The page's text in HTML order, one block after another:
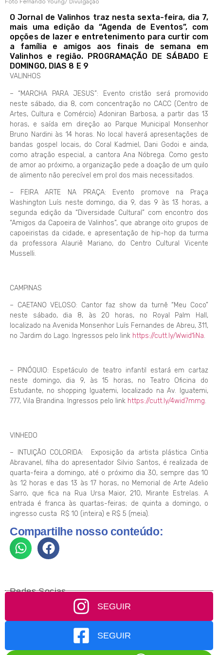
Foto Fernando Young/ Divulgação
O Jornal de Valinhos traz nesta sexta-feira, dia 7,
mais uma edição da “Agenda de Eventos”, com
opções de lazer e entretenimento para curtir com
a família e amigos aos finais de semana em
Valinhos e região. PROGRAMAÇÃO DE SÁBADO E
DOMINGO, DIAS 8 E 9
VALINHOS
– “MARCHA PARA JESUS”: Evento cristão será promovido
neste sábado, dia 8, com concentração no CACC (Centro de
Artes, Cultura e Comércio) Adoniran Barbosa, a partir das 13
horas, e saída em direção ao Parque Municipal Monsenhor
Bruno Nardini às 14 horas. No local haverá apresentações de
bandas gospel locais, do Coral Kadmiel, Dani Godoi e ainda,
como atração especial, a cantora Ana Nóbrega. Como gesto
de amor ao próximo, a organização pede a doação de um quilo
de alimento não perecível em prol dos mais necessitados.
– FEIRA ARTE NA PRAÇA: Evento promove na Praça
Washington Luís neste domingo, dia 9, das 9 às 13 horas, a
segunda edição da “Diversidade Cultural” com encontro dos
“Amigos da Capoeira de Valinhos”, que abrange oito grupos de
capoeiristas da cidade, e apresentação de hip-hop da turma
da professora Alauriê Mariano, do Centro Cultural Vicente
Musselli.
CAMPINAS
– CAETANO VELOSO: Cantor faz show da turnê “Meu Coco”
neste sábado, dia 8, às 20 horas, no Royal Palm Hall,
localizado na Avenida Monsenhor Luís Fernandes de Abreu, 311,
no Jardim do Lago. Ingressos pelo link https://cutt.ly/Wwid1iNa.
– PINÓQUIO: Espetáculo de teatro infantil estará em cartaz
neste domingo, dia 9, às 15 horas, no Teatro Oficina do
Estudante, no shopping Iguatemi, localizado na Av. Iguatemi,
777, Vila Brandina. Ingressos pelo link https://cutt.ly/4wid7mmg.
VINHEDO
– INTUIÇÃO COLORIDA: Exposição da artista plástica Cintia
Abravanel, filha do apresentador Silvio Santos, é realizada de
quarta-feira a domingo, até o próximo dia 30, sempre das 10
às 12 horas e das 13 às 17 horas, no Memorial de Arte Adelio
Sarro, que fica na Rua Ursa Maior, 210, Mirante Estrelas. A
entrada é franca às quartas-feiras; de quinta a domingo, o
ingresso custa R$ 10 (inteira) e R$ 5 (meia).
Compartilhe nosso conteúdo:
Redes Socias
SEGUIR
SEGUIR